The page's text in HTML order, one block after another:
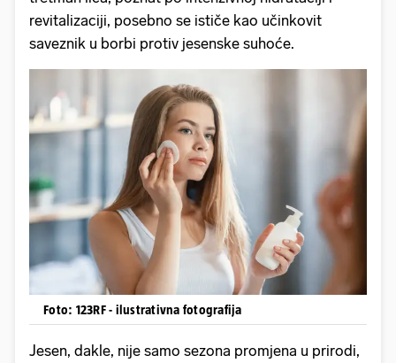
revitalizaciji, posebno se ističe kao učinkovit
saveznik u borbi protiv jesenske suhoće.
Foto: 123RF - ilustrativna fotografija
Jesen, dakle, nije samo sezona promjena u prirodi,